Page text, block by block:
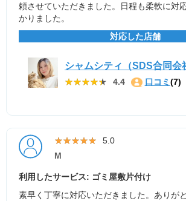
頼させていただきました。日程も柔軟に対
かりました。
対応した店舗
シャムシティ（SDS合同会
★★★★★
★★★★★ 4.4 口コミ (7)
★★★★★
★★★★★ 5.0
M
利用したサービス: ゴミ屋敷片付け
素早く丁寧に対応いただきました。ありが